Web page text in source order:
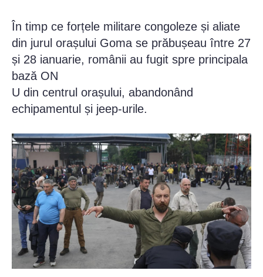
În timp ce forțele militare congoleze și aliate
din jurul orașului Goma se prăbușeau între 27
și 28 ianuarie, românii au fugit spre principala
bază ON
U din centrul orașului, abandonând
echipamentul și jeep-urile.